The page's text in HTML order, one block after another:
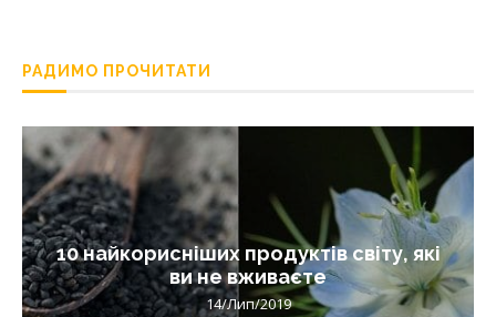
РАДИМО ПРОЧИТАТИ
10 найкорисніших продуктів світу, які
ви не вживаєте
14/Лип/2019